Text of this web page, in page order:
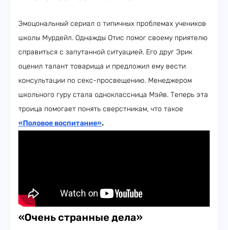
Эмоцональный сериал о типичных проблемах учеников
школы Мурдейл. Однажды Отис помог своему приятелю
справиться с запутанной ситуацией. Его друг Эрик
оценил талант товарища и предложил ему вести
консультации по секс-просвещению. Менеджером
школьного гуру стала одноклассница Мэйв. Теперь эта
троица помогает понять сверстникам, что такое
«Половое воспитание».
«Очень странные дела»